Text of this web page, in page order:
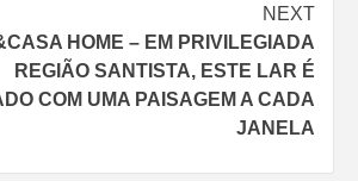
NEXT
HOME – EM PRIVILEGIADA
REGIÃO SANTISTA, ESTE LAR É
COM UMA PAISAGEM A CADA
JANELA